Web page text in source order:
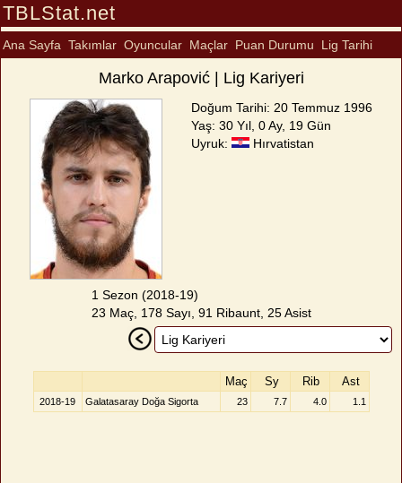
TBLStat.net
Ana Sayfa Takımlar Oyuncular Maçlar Puan Durumu Lig Tarihi
Marko Arapović | Lig Kariyeri
Doğum Tarihi: 20 Temmuz 1996
Yaş: 30 Yıl, 0 Ay, 19 Gün
Uyruk:
Hırvatistan
1 Sezon (2018-19)
23 Maç, 178 Sayı, 91 Ribaunt, 25 Asist
Maç Sy Rib Ast
2018-19 Galatasaray Doğa Sigorta 23 7.7 4.0 1.1